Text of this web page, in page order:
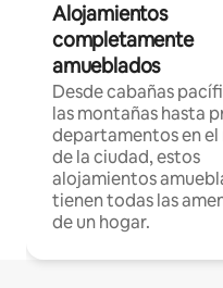
Alojamientos
completamente
amueblados
Desde cabañas
las montañas hasta
departamentos en el
de la ciudad, estos
alojamientos
tienen todas las
de un hogar.